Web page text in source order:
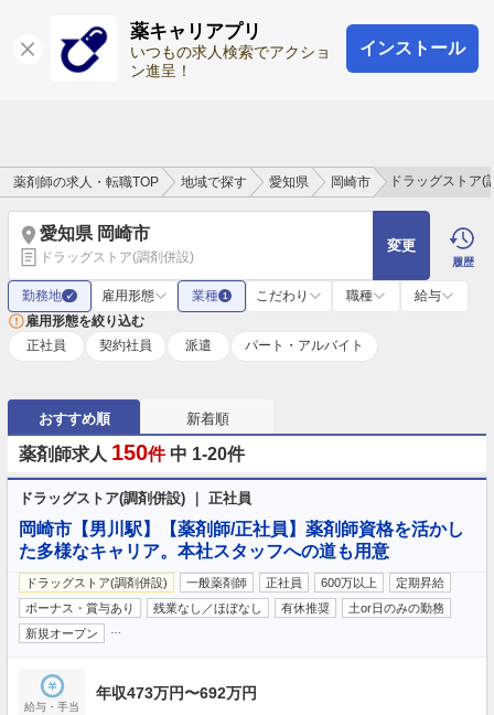
薬キャリアプリ
いつもの求人検索でアクショ
ン進呈！
インストール
ログイン 会員登録
薬剤師の求人・転職TOP 地域で探す 愛知県 岡崎市 ドラッグストア(
愛知県 岡崎市
ドラッグストア(調剤併設)
変更
履歴
勤務地 ✓ 雇用形態 業種 1 こだわり 職種
給与
雇用形態を絞り込む
正社員
契約社員 派遣 パート・アルバイト
おすすめ順 新着順
薬剤師求人 150件 中 1-20件
ドラッグストア(調剤併設) ｜ 正社員
岡崎市【男川駅】【薬剤師/正社員】薬剤師資格を活かし
た多様なキャリア。本社スタッフへの道も用意
ドラッグストア(調剤併設) 一般薬剤師 正社員 600万以上
定期昇給
ボーナス・賞与あり
残業なし／ほぼなし 有休推奨
土or日のみの勤務
新規オープン
給与・手当
年収473万円〜692万円